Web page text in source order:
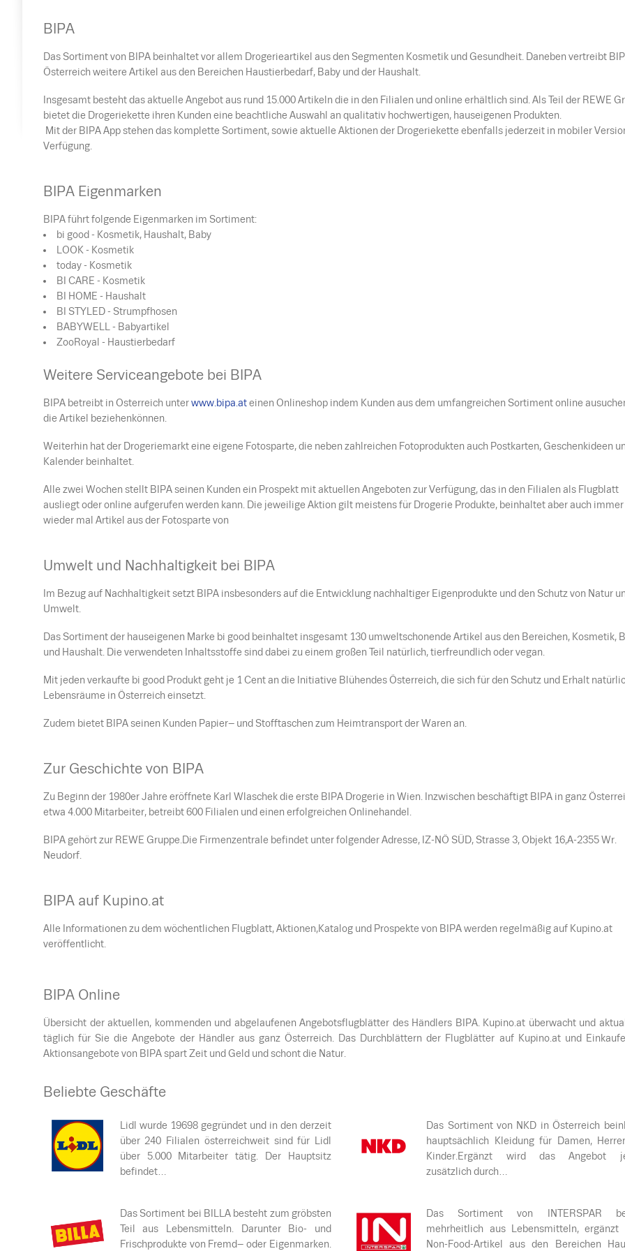
BIPA
Das Sortiment von BIPA beinhaltet vor allem Drogerieartikel aus den Segmenten Kosmetik und Gesundheit. Daneben vertreibt
Österreich weitere Artikel aus den Bereichen Haustierbedarf, Baby und der Haushalt.
Insgesamt besteht das aktuelle Angebot aus rund 15.000 Artikeln die in den Filialen und online erhältlich sind. Als Teil der REWE
bietet die Drogeriekette ihren Kunden eine beachtliche Auswahl an qualitativ hochwertigen, hauseigenen Produkten.
Mit der BIPA App stehen das komplette Sortiment, sowie aktuelle Aktionen der Drogeriekette ebenfalls jederzeit in mobiler
Verfügung.
BIPA Eigenmarken
BIPA führt folgende Eigenmarken im Sortiment:
bi good - Kosmetik, Haushalt, Baby
LOOK - Kosmetik
today - Kosmetik
BI CARE - Kosmetik
BI HOME - Haushalt
BI STYLED - Strumpfhosen
BABYWELL - Babyartikel
ZooRoyal - Haustierbedarf
Weitere Serviceangebote bei BIPA
BIPA betreibt in Osterreich unterwww.bipa.ateinen Onlineshop indem Kunden aus dem umfangreichen Sortiment online
die Artikel beziehenkönnen
Weiterhin hat der Drogeriemarkt eine eigene Fotosparte, die neben zahlreichen Fotoprodukten auch Postkarten, Geschenkideen
Kalender beinhaltet.
Alle zwei Wochen stellt BIPA seinen Kunden ein Prospekt mit aktuellen Angeboten zur Verfügung, das in den Filialen als Flugblatt
ausliegt oder online aufgerufen werden kann. Die jeweilige Aktion gilt meistens für Drogerie Produkte, beinhaltet aber auch immer
wieder mal Artikel aus der Fotosparte von
Umwelt und Nachhaltigkeit bei BIPA
Im Bezug auf Nachhaltigkeit setzt BIPA insbesonders auf die Entwicklung nachhaltiger Eigenprodukte und den Schutz von Natur
Umwelt.
Das Sortiment der hauseigenen Marke bi good beinhaltet insgesamt 130 umweltschonende Artikel aus den Bereichen, Kosmetik,
und Haushalt. Die verwendeten Inhaltsstoffe sind dabei zu einem großen Teil natürlich, tierfreundlich oder vegan.
Mit jeden verkaufte bi good Produkt geht je 1 Cent an die Initiative Blühendes Österreich, die sich für den Schutz und Erhalt
Lebensräume in Österreich einsetzt.
Zudem bietet BIPA seinen Kunden Papier– und Stofftaschen zum Heimtransport der Waren an.
Zur Geschichte von BIPA
Zu Beginn der 1980er Jahre eröffnete Karl Wlaschek die erste BIPA Drogerie in Wien. Inzwischen beschäftigt BIPA in ganz
etwa 4.000 Mitarbeiter, betreibt 600 Filialen und einen erfolgreichen Onlinehandel.
BIPA gehört zur REWE Gruppe.Die Firmenzentrale befindet unter folgender Adresse, IZ-NÖ SÜD, Strasse 3, Objekt 16,A-2355 Wr.
Neudorf.
BIPA auf Kupino.at
Alle Informationen zu dem wöchentlichen Flugblatt, Aktionen,Katalog und Prospekte von BIPA werden regelmäßig auf Kupino.at
veröffentlicht.
BIPA Online
Übersicht der aktuellen, kommenden und abgelaufenen Angebotsflugblätter des Händlers BIPA. Kupino.at überwacht und
täglich für Sie die Angebote der Händler aus ganz Österreich. Das Durchblättern der Flugblätter auf Kupino.at und
Aktionsangebote von BIPA spart Zeit und Geld und schont die Natur.
Beliebte Geschäfte
Lidl wurde 19698 gegründet und in den derzeit
über 240 Filialen österreichweit sind für Lidl
über 5.000 Mitarbeiter tätig. Der Hauptsitz
befindet…
Das Sortiment von NKD in Österreich
hauptsächlich Kleidung für Damen,
Kinder.Ergänzt wird das Angebot
zusätzlich durch…
Das Sortiment bei BILLA besteht zum gröbsten
Teil aus Lebensmitteln. Darunter Bio- und
Frischprodukte von Fremd– oder Eigenmarken.
Das Sortiment von INTERSPAR
mehrheitlich aus Lebensmitteln, ergänzt
Non-Food-Artikel aus den Bereichen